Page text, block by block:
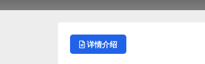
详情介绍